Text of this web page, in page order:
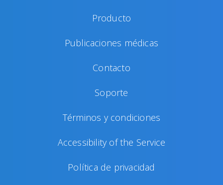
Producto
Publicaciones médicas
Contacto
Soporte
Términos y condiciones
Accessibility of the Service
Política de privacidad